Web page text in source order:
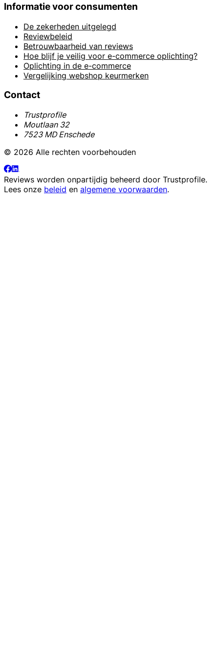
Informatie voor consumenten
De zekerheden uitgelegd
Reviewbeleid
Betrouwbaarheid van reviews
Hoe blijf je veilig voor e-commerce oplichting?
Oplichting in de e-commerce
Vergelijking webshop keurmerken
Contact
Trustprofile
Moutlaan 32
7523 MD Enschede
© 2026 Alle rechten voorbehouden
Reviews worden onpartijdig beheerd door Trustprofile.
Lees onze beleid en algemene voorwaarden.